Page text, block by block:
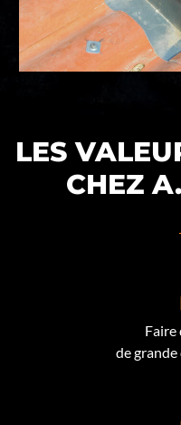
LES
CHEZ
Faire
de